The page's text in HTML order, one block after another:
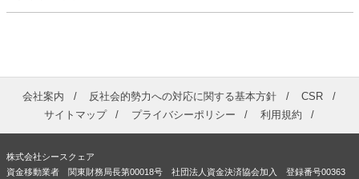
会社案内 反社会的勢力への対応に関する基本方針
CSR
サイトマップ
プライバシーポリシー 利用規約
株式会社シースクェア
資金移動業者 関東財務局長第00018号 社団法人資金決済協会加入 登録番号00363